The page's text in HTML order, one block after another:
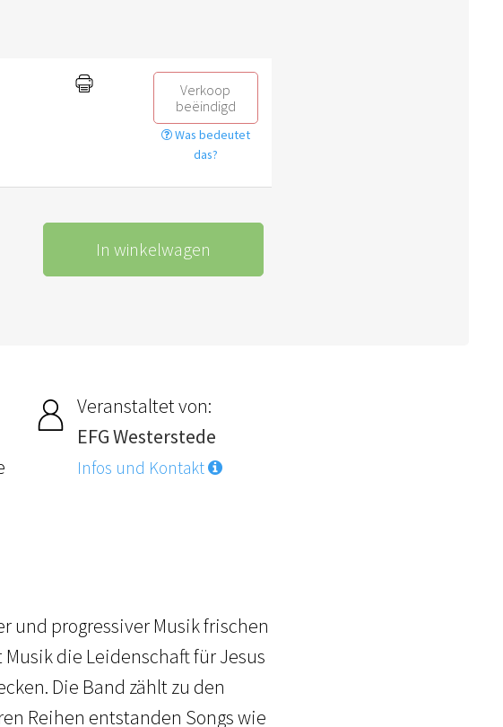
Verkoop
beëindigd
Was bedeutet
das?
In winkelwagen
Veranstaltet von:
EFG Westerstede
Infos und Kontakt
und progressiver Musik frischen
die Leidenschaft für Jesus
Die Band zählt zu den
Reihen entstanden Songs wie